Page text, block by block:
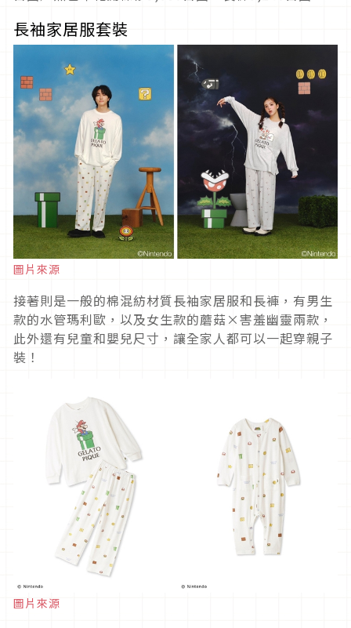
長袖家居服套裝
圖片來源
接著則是一般的棉混紡材質長袖家居服和長褲，有男生
款的水管瑪利歐，以及女生款的蘑菇×害羞幽靈兩款，
此外還有兒童和嬰兒尺寸，讓全家人都可以一起穿親子
裝！
圖片來源